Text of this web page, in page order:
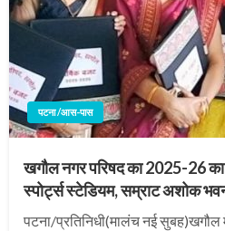
पटना /आस-पास
खगौल नगर परिषद का 2025-26
स्पोर्ट्स स्टेडियम, सम्राट अशोक
पटना/प्रतिनिधी(मालंच नई सुबह)खगौल